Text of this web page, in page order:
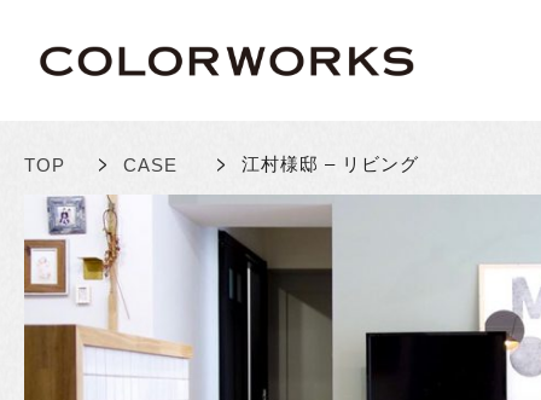
TOP > CASE > 江村様邸 – リビング